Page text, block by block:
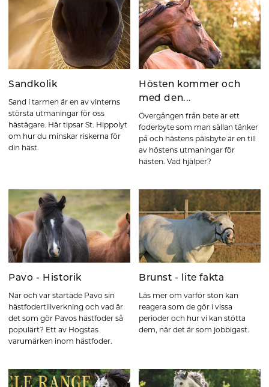
Sandkolik
Sand i tarmen är en av vinterns
största utmaningar för oss
hästägare. Här tipsar St. Hippolyt
om hur du minskar riskerna för
din häst.
Hösten kommer och
med den...
Övergången från bete är ett
foderbyte som man sällan tänker
på och hästens pälsbyte är en till
av höstens utmaningar för
hästen. Vad hjälper?
Pavo - Historik
När och var startade Pavo sin
hästfodertillverkning och vad är
det som gör Pavos hästfoder så
populärt? Ett av Hogstas
varumärken inom hästfoder.
Brunst - lite fakta
Läs mer om varför ston kan
reagera som de gör i vissa
perioder och hur vi kan stötta
dem, när det är som jobbigast.